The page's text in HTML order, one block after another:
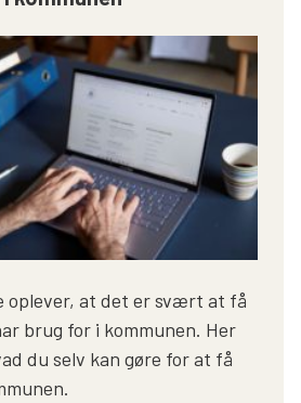
oplever, at det er svært at få
brug for i kommunen. Her
du selv kan gøre for at få